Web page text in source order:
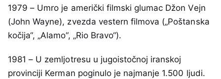
1979 – Umro je američki filmski glumac Džon Vejn
(John Wayne), zvezda vestern filmova („Poštanska
kočija“, „Alamo“, „Rio Bravo“).
1981 – U zemljotresu u jugoistočnoj iranskoj
provinciji Kerman poginulo je najmanje 1.500 ljudi.